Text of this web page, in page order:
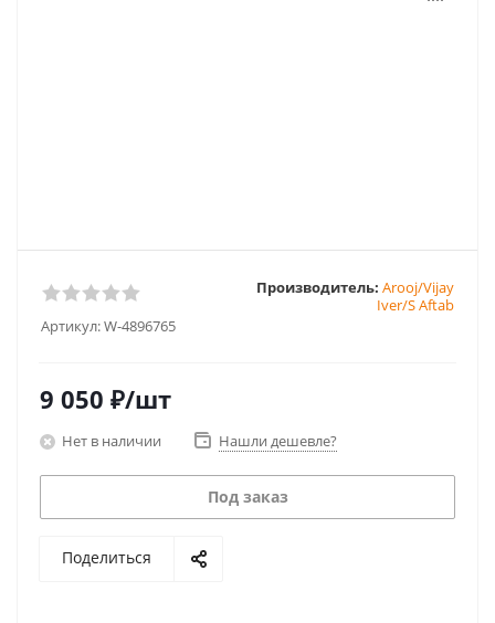
Артикул:W-4896765
Производитель: Arooj/Vijay
Iver/S Aftab
9 050 ₽/шт
Нет в наличии Нашли дешевле?
Под заказ
Поделиться